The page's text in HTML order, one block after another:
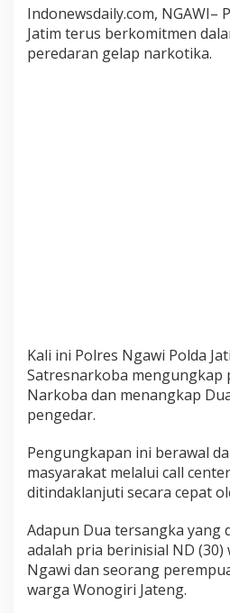
k
a
P
e
3
,
8
4
r
a
m
a
b
u
Indonewsdaily.com, NGAWI–
Jatim terus berkomitmen
peredaran gelap narkotika.
Kali ini Polres Ngawi Polda
Satresnarkoba mengungkap
Narkoba dan menangkap
pengedar.
Pengungkapan ini berawal
masyarakat melalui call
ditindaklanjuti secara cepat
Adapun Dua tersangka yang
adalah pria berinisial ND (30)
Ngawi dan seorang
warga Wonogiri Jateng.